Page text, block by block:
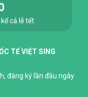
cả lễ tết
TẾ VIỆT SING
đăng ký lần đầu ngày